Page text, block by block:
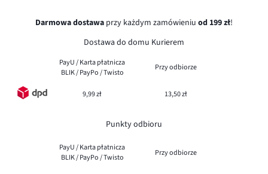
Darmowa dostawa przy każdym zamówieniu od 199 zł!
Dostawa do domu Kurierem
PayU / Karta płatnicza
BLIK / PayPo / Twisto
Przy odbiorze
9,99 zł 13,50 zł
Punkty odbioru
PayU / Karta płatnicza
BLIK / PayPo / Twisto
Przy odbiorze